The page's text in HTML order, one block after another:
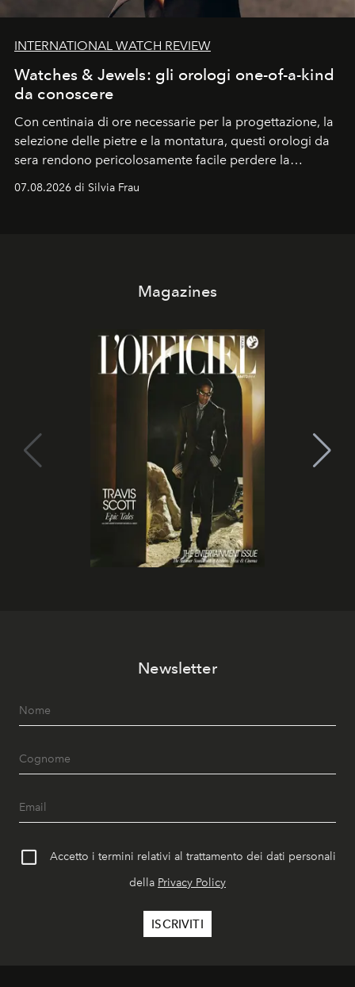
INTERNATIONAL WATCH REVIEW
Watches & Jewels: gli orologi one-of-a-kind
da conoscere
Con centinaia di ore necessarie per la progettazione, la
selezione delle pietre e la montatura, questi orologi da
sera rendono pericolosamente facile perdere la
cognizione del tempo. Ma con quadranti così
07.08.2026 di Silvia Frau
Magazines
Newsletter
Accetto i termini relativi al trattamento dei dati personali
della Privacy Policy